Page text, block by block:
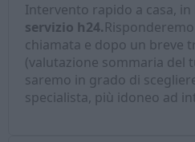
Intervento rapido a casa, in
servizio h24.
chiamata e dopo un breve
(valutazione sommaria del
saremo in grado di
specialista, più idoneo ad